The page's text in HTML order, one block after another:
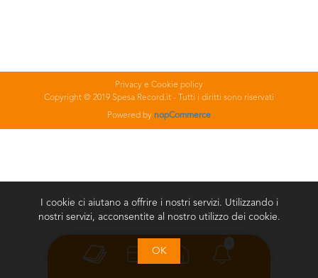
Privacy e Cookie policy
Copyright © 2019 Spesa Record.it - Tutti i diritti sono riservati
Powered by nopCommerce
I cookie ci aiutano a offrire i nostri servizi. Utilizzando i
nostri servizi, acconsentite al nostro utilizzo dei cookie.
OK